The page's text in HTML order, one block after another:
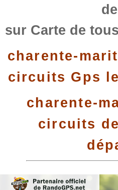
sur Carte de
charente-
circuits Gps
charente-
circuits